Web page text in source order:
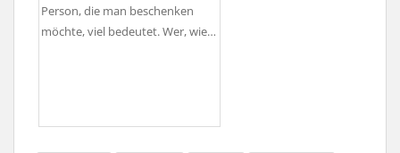
Person, die man beschenken
möchte, viel bedeutet. Wer, wie…